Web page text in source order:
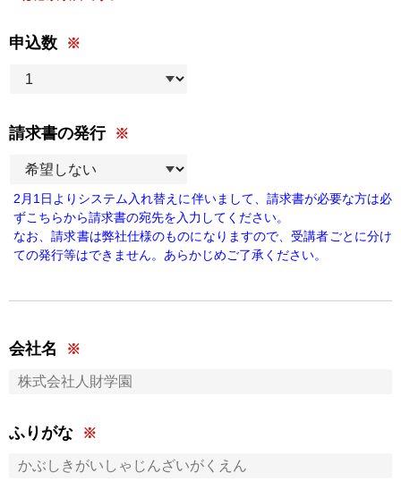
申込数
請求書の発行
2月1日よりシステム入れ替えに伴いまして、請求書が必要な方は必
ずこちらから請求書の宛先を入力してください。
なお、請求書は弊社仕様のものになりますので、受講者ごとに分け
ての発行等はできません。あらかじめご了承ください。
会社名
ふりがな